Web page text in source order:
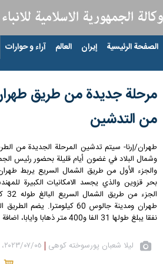
الصفحة الرئيسية إيران العالم آراء و حوارات
مرحلة جديدة من طريق
من التدشين
طهران/إرنا- سيتم تدشين المرحلة الجديدة من
وشمال البلاد في غضون أيام قليلة بحضور رئيس
والجزء الأول من طريق الشمال السريع يربط
بحر قزوين والذي يجسد الامكانيات الكبيرة
نفقا يبلغ طولها 31 الفا و400 متر ذهابا وايابا، اضافة الى 26 جسرا.
لیلا شعبان پورسوخته کوهی ٠٥‏/٠٧‏/٢٠٢٣، ٩:٤٥ ص